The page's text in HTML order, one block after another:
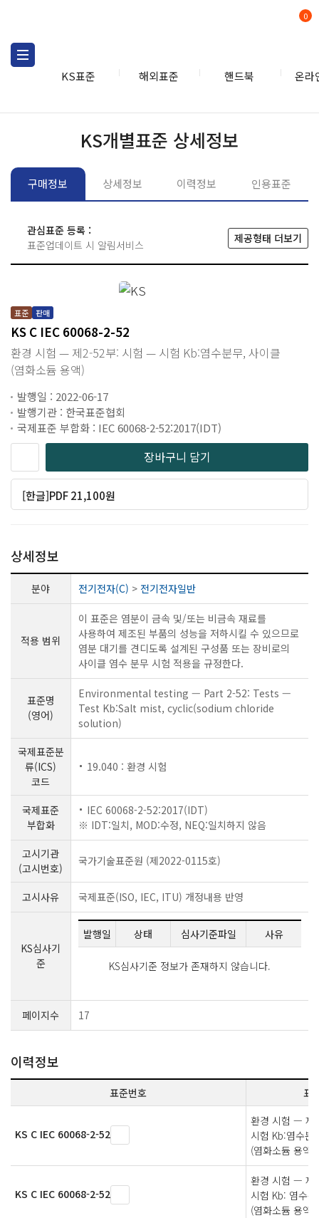
KS표준 해외표준 핸드북 온라
0
KS개별표준 상세정보
구매정보 상세정보 이력정보 인용표준
관심표준 등록 :
표준업데이트 시 알림서비스
제공형태 더보기
표준 판매
KS C IEC 60068-2-52
환경 시험 — 제2-52부: 시험 — 시험 Kb:염수분무, 사이클
(염화소듐 용액)
발행일 : 2022-06-17
발행기관 : 한국표준협회
국제표준 부합화 : IEC 60068-2-52:2017(IDT)
장바구니 담기
[한글]PDF 21,100원
상세정보
분야 전기전자(C) > 전기전자일반
적용 범위
이 표준은 염분이 금속 및/또는 비금속 재료를
사용하여 제조된 부품의 성능을 저하시킬 수 있으므로
염분 대기를 견디도록 설계된 구성품 또는 장비로의
사이클 염수 분무 시험 적용을 규정한다.
표준명
(영어)
Environmental testing — Part 2-52: Tests —
Test Kb:Salt mist, cyclic(sodium chloride
solution)
국제표준분
류(ICS)
코드
19.040 : 환경 시험
국제표준
부합화
IEC 60068-2-52:2017(IDT)
※ IDT:일치, MOD:수정, NEQ:일치하지 않음
고시기관
(고시번호)
국가기술표준원 (제2022-0115호)
고시사유 국제표준(ISO, IEC, ITU) 개정내용 반영
KS심사기
준
발행일 상태 심사기준파일 사유
KS심사기준 정보가 존재하지 않습니다.
페이지수 17
이력정보
표준번호 표
KS C IEC 60068-2-52
환경 시험 — 제
시험 Kb:염수분
(염화소듐 용액)
KS C IEC 60068-2-52
환경 시험 — 제
시험 Kb: 염수
(염화소듐 용액)